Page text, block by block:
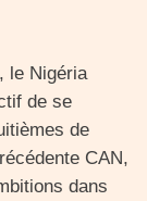
le Nigéria
de se
de
CAN,
dans